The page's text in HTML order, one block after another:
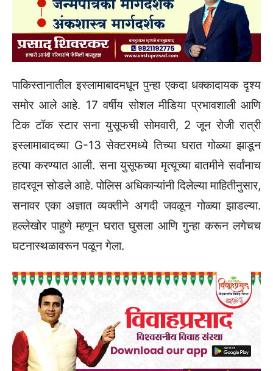
पाकिस्तानातील इस्लामाबादमधून पुन्हा एकदा धक्कादायक दृश्य
समोर आले आहे. 17 वर्षीय सोशल मीडिया प्रभावशाली आणि
टिक टॉक स्टार सना युसूफची सोमवारी, 2 जून रोजी रात्री
इस्लामाबादच्या G-13 सेक्टरमध्ये तिच्या घरात गोळ्या झाडून
हत्या करण्यात आली. सना युसूफच्या मृत्यूच्या बातमीने सर्वांनाच
हादरवून सोडले आहे. पोलिस अधिकाऱ्यांनी दिलेल्या माहितीनुसार,
सनावर एका अज्ञात व्यक्तीने अगदी जवळून गोळ्या झाडल्या.
हल्लेखोर पाहुणे म्हणून घरात घुसला आणि गुन्हा करून लगेचच
घटनास्थळावरून पळून गेला.